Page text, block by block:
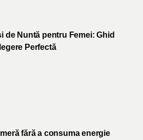
de Nuntă pentru Femei: Ghid
Perfectă
fără a consuma energie